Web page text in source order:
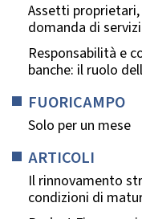
Assetti
domanda di
Responsabilità e
banche: il ruolo
FUORICAMPO
Solo per un mese
ARTICOLI
Il rinnovamento
condizioni di